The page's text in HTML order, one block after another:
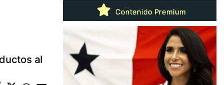
al
Contenido Premium